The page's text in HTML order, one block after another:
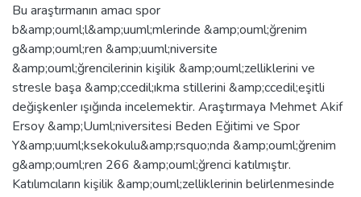
Bu araştırmanın amacı spor
b&amp;ouml;l&amp;uuml;mlerinde &amp;ouml;ğrenim
g&amp;ouml;ren &amp;uuml;niversite
&amp;ouml;ğrencilerinin kişilik &amp;ouml;zelliklerini ve
stresle başa &amp;ccedil;ıkma stillerini &amp;ccedil;eşitli
değişkenler ışığında incelemektir. Araştırmaya Mehmet Akif
Ersoy &amp;Uuml;niversitesi Beden Eğitimi ve Spor
Y&amp;uuml;ksekokulu&amp;rsquo;nda &amp;ouml;ğrenim
g&amp;ouml;ren 266 &amp;ouml;ğrenci katılmıştır.
Katılımcıların kişilik &amp;ouml;zelliklerinin belirlenmesinde